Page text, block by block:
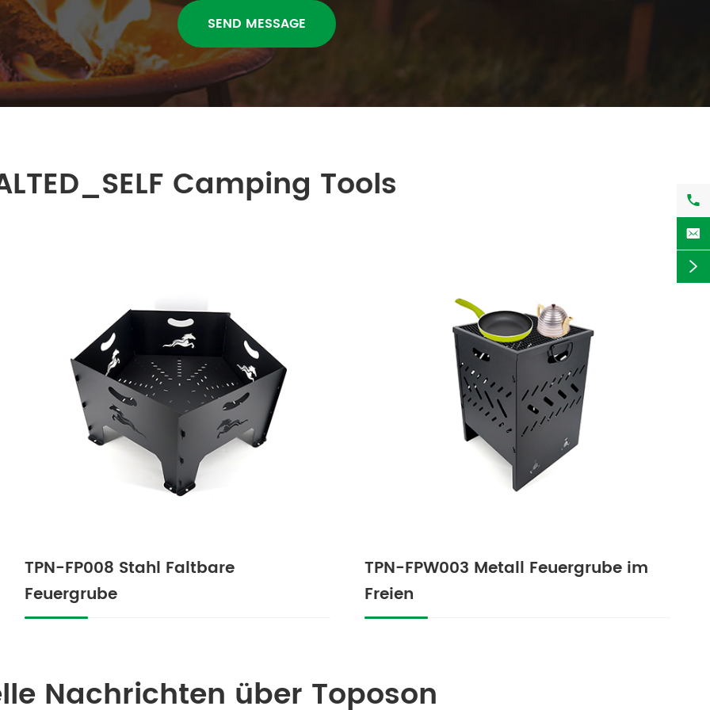
Camping Tools
TPN-FP008 Stahl Faltbare
Feuergrube
TPN-FPW003 Metall Feuergrube im
Freien
Nachrichten über Toposon


